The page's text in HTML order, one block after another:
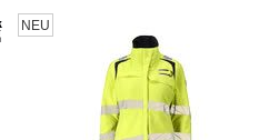
NEU